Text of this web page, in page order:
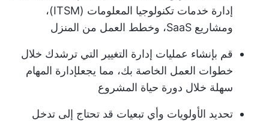
إدارة خدمات تكنولوجيا المعلومات (ITSM)،
ومشاريع SaaS، وخطط العمل من المنزل
قم بإنشاء عمليات إدارة التغيير التي ترشدك خلال
خطوات العمل الخاصة بك، مما يجعلإدارة المهام
سهلة خلال دورة حياة المشروع
تحديد الأولويات وأي تبعيات قد تحتاج إلى تدخل